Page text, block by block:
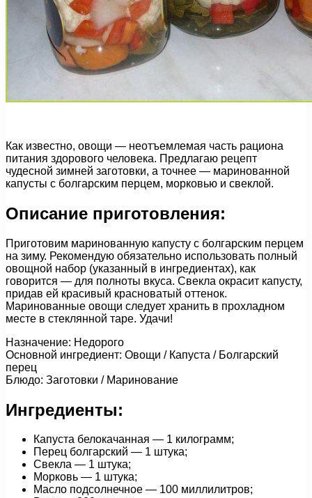
Как известно, овощи — неотъемлемая часть рациона
питания здорового человека. Предлагаю рецепт
чудесной зимней заготовки, а точнее — маринованной
капусты с болгарским перцем, морковью и свеклой.
Описание приготовления:
Приготовим маринованную капусту с болгарским перцем
на зиму. Рекомендую обязательно использовать полный
овощной набор (указанный в ингредиентах), как
говорится — для полноты вкуса. Свекла окрасит капусту,
придав ей красивый красноватый оттенок.
Маринованные овощи следует хранить в прохладном
месте в стеклянной таре. Удачи!
Назначение: Недорого
Основной ингредиент: Овощи / Капуста / Болгарский
перец
Блюдо: Заготовки / Маринование
Ингредиенты:
Капуста белокачанная — 1 килограмм;
Перец болгарский — 1 штука;
Свекла — 1 штука;
Морковь — 1 штука;
Масло подсолнечное — 100 миллилитров;